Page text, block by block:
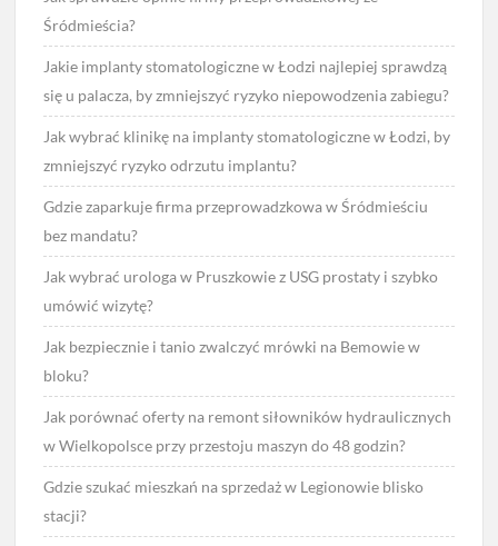
Śródmieścia?
Jakie implanty stomatologiczne w Łodzi najlepiej sprawdzą
się u palacza, by zmniejszyć ryzyko niepowodzenia zabiegu?
Jak wybrać klinikę na implanty stomatologiczne w Łodzi, by
zmniejszyć ryzyko odrzutu implantu?
Gdzie zaparkuje firma przeprowadzkowa w Śródmieściu
bez mandatu?
Jak wybrać urologa w Pruszkowie z USG prostaty i szybko
umówić wizytę?
Jak bezpiecznie i tanio zwalczyć mrówki na Bemowie w
bloku?
Jak porównać oferty na remont siłowników hydraulicznych
w Wielkopolsce przy przestoju maszyn do 48 godzin?
Gdzie szukać mieszkań na sprzedaż w Legionowie blisko
stacji?